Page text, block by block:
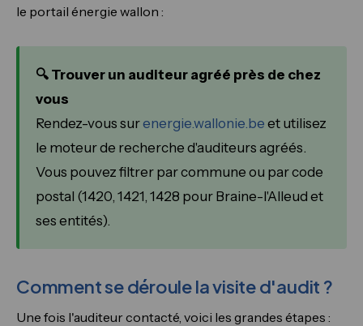
le portail énergie wallon :
🔍 Trouver un auditeur agréé près de chez
vous
Rendez-vous surenergie.wallonie.be et utilisez
le moteur de recherche d'auditeurs agréés.
Vous pouvez filtrer par commune ou par code
postal (1420, 1421, 1428 pour Braine-l'Alleud et
ses entités).
Comment se déroule la visite d'audit ?
Une fois l'auditeur contacté, voici les grandes étapes :